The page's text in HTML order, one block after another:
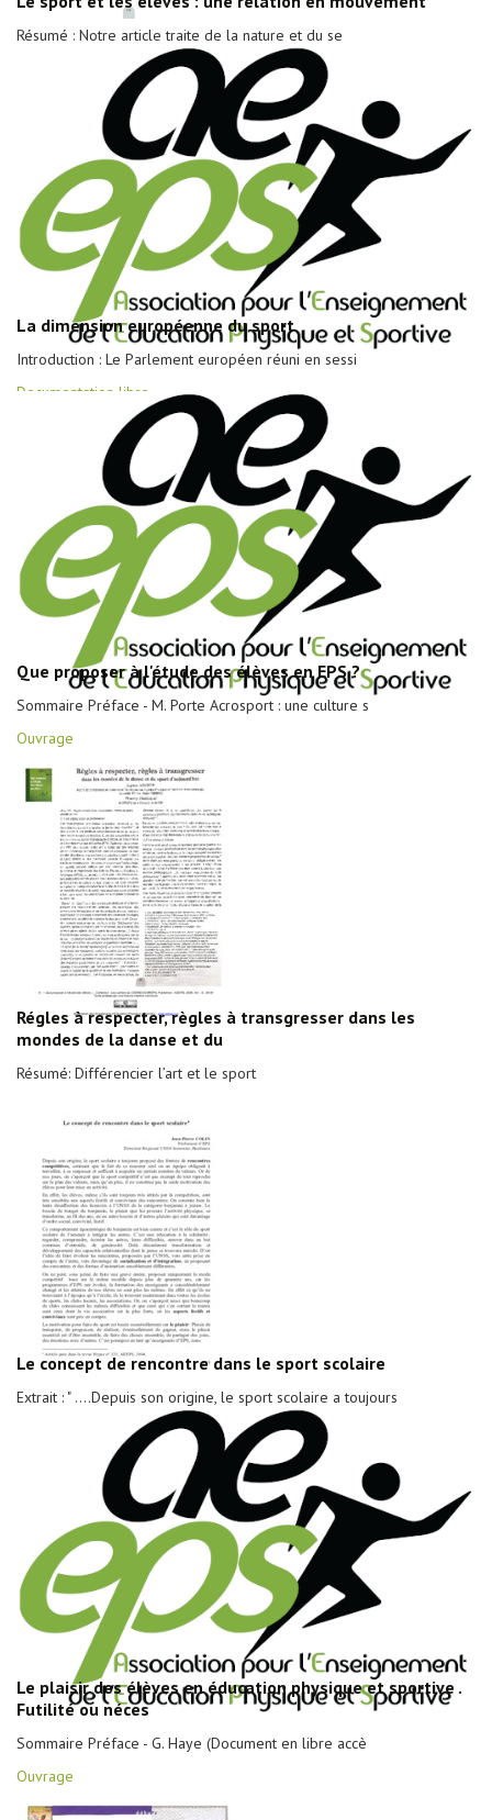
Résumé : Notre article traite de la nature et du se
La dimension européenne du sport
Introduction : Le Parlement européen réuni en sessi
Documentation libre
Que proposer à l'étude des élèves en EPS ?
Sommaire Préface - M. Porte Acrosport : une culture s
Ouvrage
Régles à respecter, règles à transgresser dans les
mondes de la danse et du
Résumé: Différencier l’art et le sport
Le concept de rencontre dans le sport scolaire
Extrait : " ....Depuis son origine, le sport scolaire a toujours
Le plaisir des élèves en éducation physique et sportive .
Futilité ou néces
Sommaire Préface - G. Haye (Document en libre accè
Ouvrage